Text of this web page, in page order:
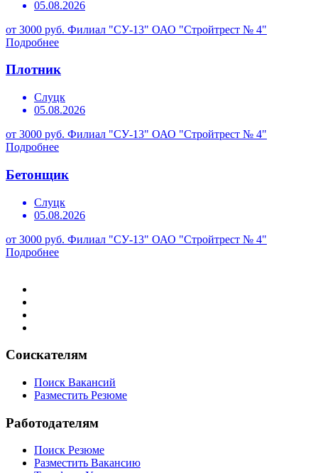
05.08.2026
от 3000 руб. Филиал "СУ-13" ОАО "Стройтрест № 4"
Подробнее
Плотник
Слуцк
05.08.2026
от 3000 руб. Филиал "СУ-13" ОАО "Стройтрест № 4"
Подробнее
Бетонщик
Слуцк
05.08.2026
от 3000 руб. Филиал "СУ-13" ОАО "Стройтрест № 4"
Подробнее
Соискателям
Поиск Вакансий
Разместить Резюме
Работодателям
Поиск Резюме
Разместить Вакансию